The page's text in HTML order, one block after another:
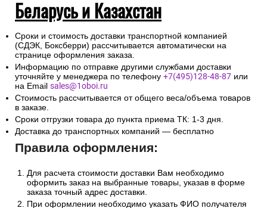
Беларусь и Казахстан
Сроки и стоимость доставки транспортной компанией
(СДЭК, Боксберри) рассчитывается автоматически на
странице оформления заказа.
Информацию по отправке другими службами доставки
уточняйте у менеджера по телефону +7(495)128-48-87 или
на Email sales@1oboi.ru
Стоимость рассчитывается от общего веса/объема товаров
в заказе.
Сроки отгрузки товара до пункта приема ТК: 1-3 дня.
Доставка до транспортных компаний — бесплатно
Правила оформления:
Для расчета стоимости доставки Вам необходимо
оформить заказ на выбранные товары, указав в форме
заказа точный адрес доставки.
При оформлении необходимо указать ФИО получателя